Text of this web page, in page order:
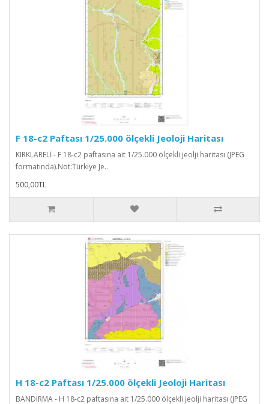
F 18-c2 Paftası 1/25.000 ölçekli Jeoloji Haritası
KIRKLARELİ - F 18-c2 paftasına ait 1/25.000 ölçekli jeolji haritası (JPEG
formatında).Not:Türkiye Je..
500,00TL
H 18-c2 Paftası 1/25.000 ölçekli Jeoloji Haritası
BANDIRMA - H 18-c2 paftasına ait 1/25.000 ölçekli jeolji haritası (JPEG